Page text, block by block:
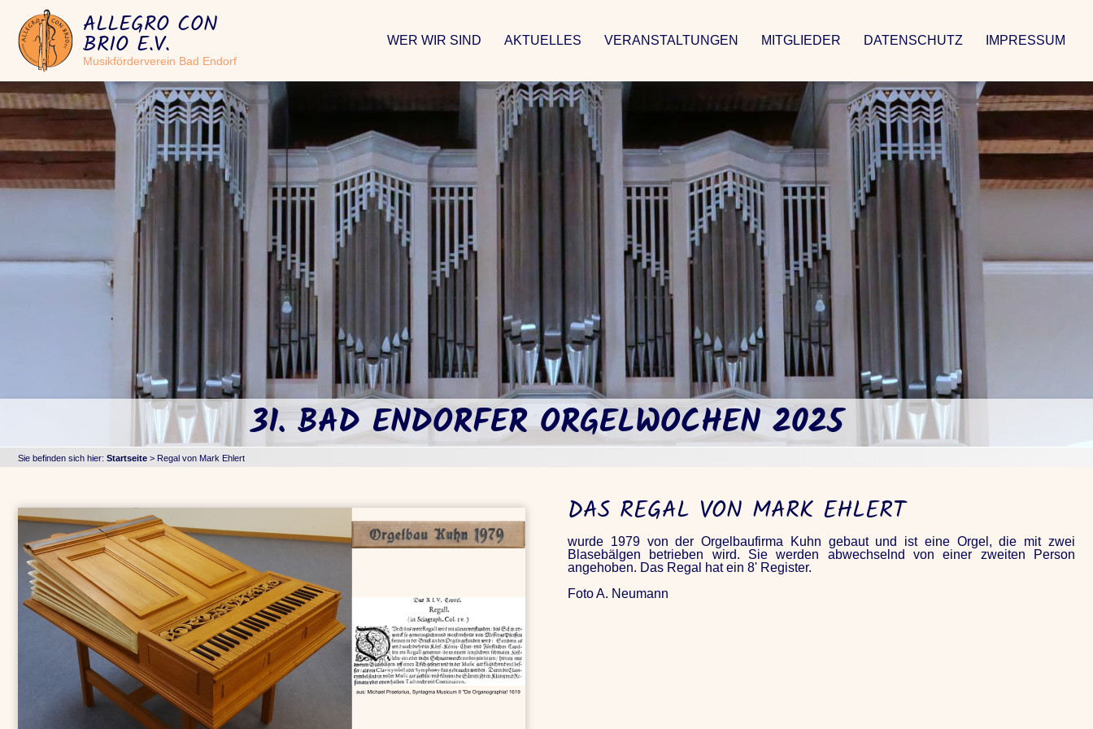
ALLEGRO CON
BRIO E.V.
Musikförderverein Bad Endorf
WER WIR SIND AKTUELLES VERANSTALTUNGEN MITGLIEDER DATENSCHUTZ IMPRESSUM
31. BAD ENDORFER ORGELWOCHEN 2025
Sie befinden sich hier: Startseite > Regal von Mark Ehlert
DAS REGAL VON MARK EHLERT
wurde 1979 von der Orgelbaufirma Kuhn gebaut und ist eine Orgel, die mit zwei
Blasebälgen betrieben wird. Sie werden abwechselnd von einer zweiten Person
angehoben. Das Regal hat ein 8' Register.
Foto A. Neumann